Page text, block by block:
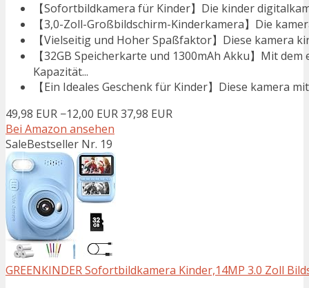
【Sofortbildkamera für Kinder】Die kinder
【3,0-Zoll-Großbildschirm-Kinderkamera】Die
【Vielseitig und Hoher Spaßfaktor】Diese kamera
【32GB Speicherkarte und 1300mAh Akku】Mit
Kapazität...
【Ein Ideales Geschenk für Kinder】Diese kamera
49,98 EUR −12,00 EUR37,98 EUR
Bei Amazon ansehen
SaleBestseller Nr. 19
GREENKINDER Sofortbildkamera Kinder,14MP 3.0 Zoll